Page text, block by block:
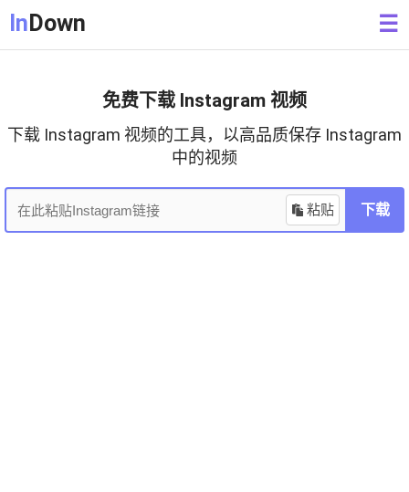
In Down ☰
免费下载 Instagram 视频
下载 Instagram 视频的工具，以高品质保存 Instagram
中的视频
粘贴 下载